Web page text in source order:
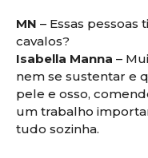
MN – Essas
cavalos?
Isabella Manna –
nem se sustentar e
pele e osso,
um trabalho
tudo sozinha.